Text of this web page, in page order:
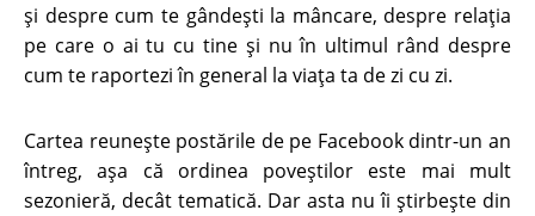
și despre cum te gândești la mâncare, despre relația
pe care o ai tu cu tine și nu în ultimul rând despre
cum te raportezi în general la viața ta de zi cu zi.
Cartea reunește postările de pe Facebook dintr-un an
întreg, așa că ordinea poveștilor este mai mult
sezonieră, decât tematică. Dar asta nu îi știrbește din